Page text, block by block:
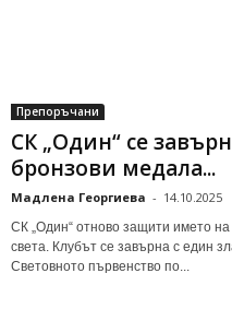
Препоръчани
СК „Один“ се
бронзови медала...
Мадлена Георгиева - 14.10.2025
СК „Один“ отново защити името
света. Клубът се завърна с един
Световното първенство по...